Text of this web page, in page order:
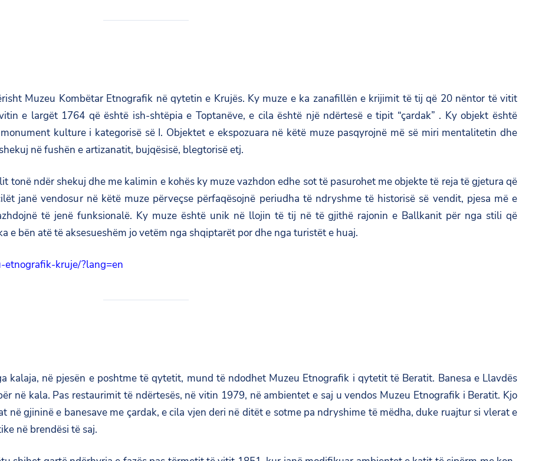
Muzeu Kombëtar Etnografik në qytetin e Krujës. Ky muze e ka zanafillën e krijimit të tij që 20 nëntor të vitit
e largët 1764 që është ish-shtëpia e Toptanëve, e cila është një ndërtesë e tipit “çardak” . Ky objekt është
kulture i kategorisë së I. Objektet e ekspozuara në këtë muze pasqyrojnë më së miri mentalitetin dhe
në fushën e artizanatit, bujqësisë, blegtorisë etj.
tonë ndër shekuj dhe me kalimin e kohës ky muze vazhdon edhe sot të pasurohet me objekte të reja të gjetura që
janë vendosur në këtë muze përveçse përfaqësojnë periudha të ndryshme të historisë së vendit, pjesa më e
të jenë funksionalë. Ky muze është unik në llojin të tij në të gjithë rajonin e Ballkanit për nga stili që
e bën atë të aksesueshëm jo vetëm nga shqiptarët por dhe nga turistët e huaj.
etnografik-kruje/?lang=en
kalaja, në pjesën e poshtme të qytetit, mund të ndodhet Muzeu Etnografik i qytetit të Beratit. Banesa e Llavdës
në kala. Pas restaurimit të ndërtesës, në vitin 1979, në ambientet e saj u vendos Muzeu Etnografik i Beratit. Kjo
në gjininë e banesave me çardak, e cila vjen deri në ditët e sotme pa ndryshime të mëdha, duke ruajtur si vlerat e
në brendësi të saj.